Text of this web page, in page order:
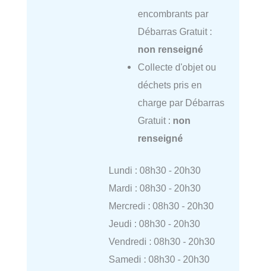
encombrants par
Débarras Gratuit :
non renseigné
Collecte d'objet ou
déchets pris en
charge par Débarras
Gratuit : non
renseigné
Lundi : 08h30 - 20h30
Mardi : 08h30 - 20h30
Mercredi : 08h30 - 20h30
Jeudi : 08h30 - 20h30
Vendredi : 08h30 - 20h30
Samedi : 08h30 - 20h30